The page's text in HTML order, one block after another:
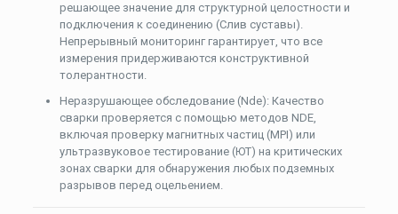
решающее значение для структурной целостности и
подключения к соединению (Слив суставы).
Непрерывный мониторинг гарантирует, что все
измерения придерживаются конструктивной
толерантности.
Неразрушающее обследование (Nde): Качество
сварки проверяется с помощью методов NDE,
включая проверку магнитных частиц (MPI) или
ультразвуковое тестирование (ЮТ) на критических
зонах сварки для обнаружения любых подземных
разрывов перед оцельением.